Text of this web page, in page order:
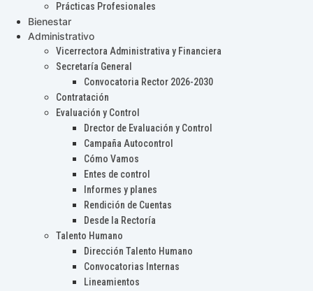
Prácticas Profesionales
Bienestar
Administrativo
Vicerrectora Administrativa y Financiera
Secretaría General
Convocatoria Rector 2026-2030
Contratación
Evaluación y Control
Drector de Evaluación y Control
Campaña Autocontrol
Cómo Vamos
Entes de control
Informes y planes
Rendición de Cuentas
Desde la Rectoría
Talento Humano
Dirección Talento Humano
Convocatorias Internas
Lineamientos